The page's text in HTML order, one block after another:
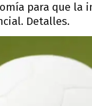
para que la
Detalles.